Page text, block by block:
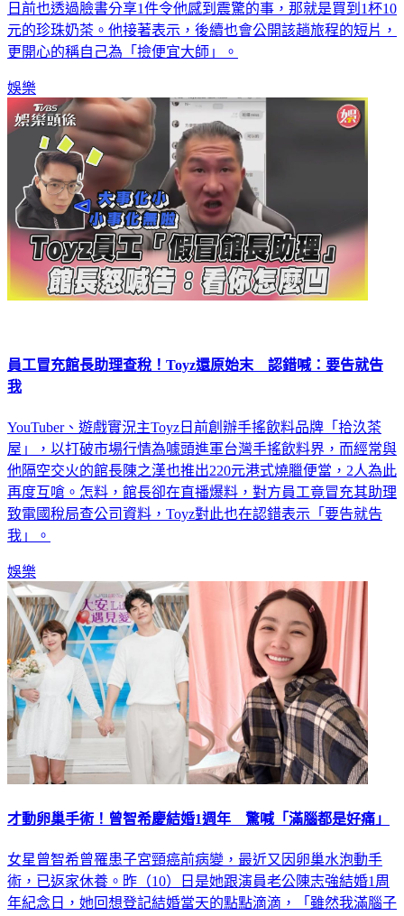
日前也透過臉書分享1件令他感到震驚的事，那就是買到1杯10
元的珍珠奶茶。他接著表示，後續也會公開該趟旅程的短片，
更開心的稱自己為「撿便宜大師」。
娛樂
員工冒充館長助理查稅！Toyz還原始末 認錯喊：要告就告
我
YouTuber、遊戲實況主Toyz日前創辦手搖飲料品牌「拾汣茶
屋」，以打破市場行情為噱頭進軍台灣手搖飲料界，而經常與
他隔空交火的館長陳之漢也推出220元港式燒臘便當，2人為此
再度互嗆。怎料，館長卻在直播爆料，對方員工竟冒充其助理
致電國稅局查公司資料，Toyz對此也在認錯表示「要告就告
我」。
娛樂
才動卵巢手術！曾智希慶結婚1週年 驚喊「滿腦都是好痛」
女星曾智希曾罹患子宮頸癌前病變，最近又因卵巢水泡動手
術，已返家休養。昨（10）日是她跟演員老公陳志強結婚1周
年紀念日，她回想登記結婚當天的點點滴滴，「雖然我滿腦子